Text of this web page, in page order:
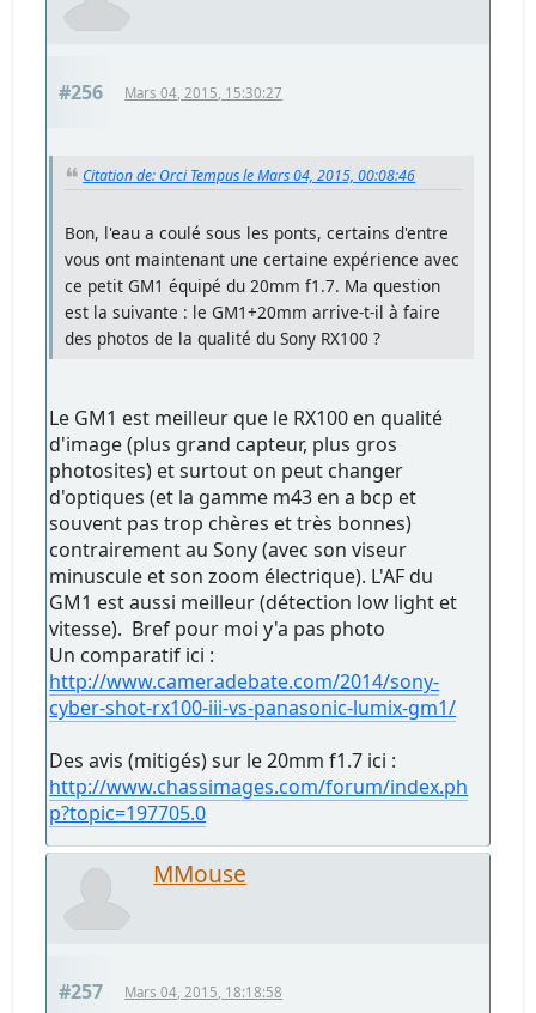
#256 Mars 04, 2015, 15:30:27
Citation de: Orci Tempus le Mars 04, 2015, 00:08:46
Bon, l'eau a coulé sous les ponts, certains d'entre
vous ont maintenant une certaine expérience avec
ce petit GM1 équipé du 20mm f1.7. Ma question
est la suivante : le GM1+20mm arrive-t-il à faire
des photos de la qualité du Sony RX100 ?
Le GM1 est meilleur que le RX100 en qualité
d'image (plus grand capteur, plus gros
photosites) et surtout on peut changer
d'optiques (et la gamme m43 en a bcp et
souvent pas trop chères et très bonnes)
contrairement au Sony (avec son viseur
minuscule et son zoom électrique). L'AF du
GM1 est aussi meilleur (détection low light et
vitesse). Bref pour moi y'a pas photo
Un comparatif ici :
http://www.cameradebate.com/2014/sony-
cyber-shot-rx100-iii-vs-panasonic-lumix-gm1/
Des avis (mitigés) sur le 20mm f1.7 ici :
http://www.chassimages.com/forum/index.ph
p?topic=197705.0
MMouse
#257 Mars 04, 2015, 18:18:58